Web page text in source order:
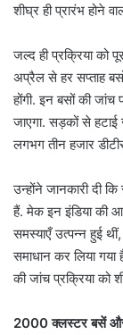
शीघ्र ही प्रारंभ होने
जल्द ही प्रक्रिया को
अप्रैल से हर सप्ताह
होंगी. इन बसों की जांच
जाएगा. सड़कों से
लगभग तीन हजार
उन्होंने जानकारी दी
हैं. मेक इन इंडिया की
समस्याएँ उत्पन्न हुई
समाधान कर लिया
की जांच प्रक्रिया को
2000 क्लस्टर बसें और